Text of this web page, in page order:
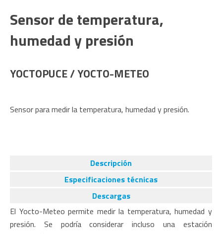
Sensor de temperatura,
humedad y presión
YOCTOPUCE / YOCTO-METEO
Sensor para medir la temperatura, humedad y presión.
Descripción
Especificaciones técnicas
Descargas
El Yocto-Meteo permite medir la temperatura, humedad y
presión. Se podría considerar incluso una estación